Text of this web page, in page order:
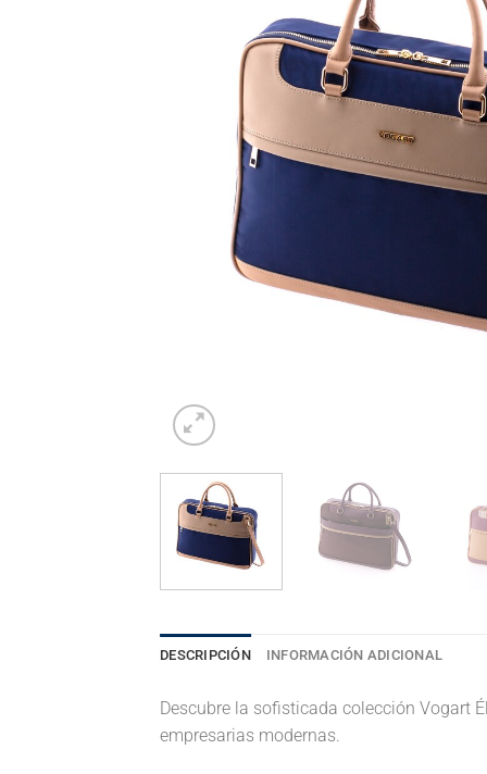
DESCRIPCIÓN INFORMACIÓN ADICIONAL
Descubre la sofisticada colección Vogart
empresarias modernas.